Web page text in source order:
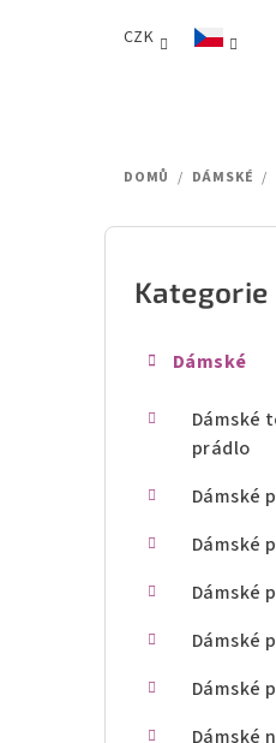
CZK
DOMŮ / DÁMSKÉ /
Přeskočit
kategorie
Kategorie
Dámské
Dámské
prádlo
Dámské
Dámské
Dámské
Dámské
Dámské
Dámské